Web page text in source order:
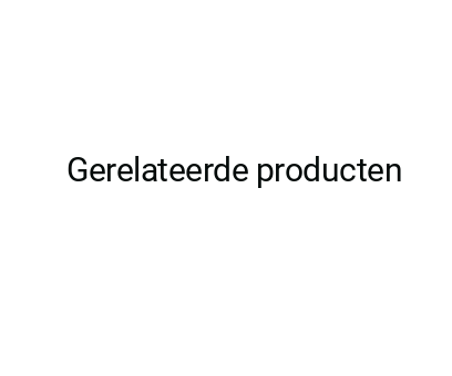
Gerelateerde producten